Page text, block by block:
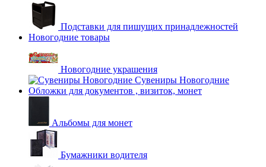
Подставки для пишущих принадлежностей
Новогодние товары
Новогодние украшения
Сувениры Новогодние
Обложки для документов , визиток, монет
Альбомы для монет
Бумажники водителя